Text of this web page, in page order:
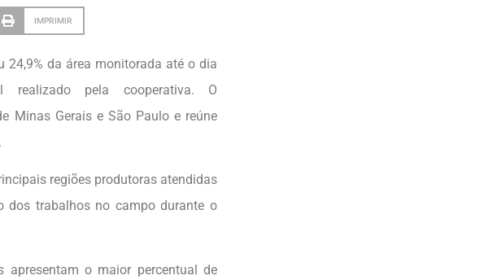
IMPRIMIR
da área monitorada até o dia
realizado pela cooperativa. O
Minas Gerais e São Paulo e reúne
regiões produtoras atendidas
dos trabalhos no campo durante o
apresentam o maior percentual de